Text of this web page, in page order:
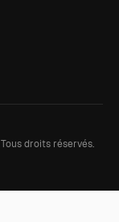
Tous droits réservés.